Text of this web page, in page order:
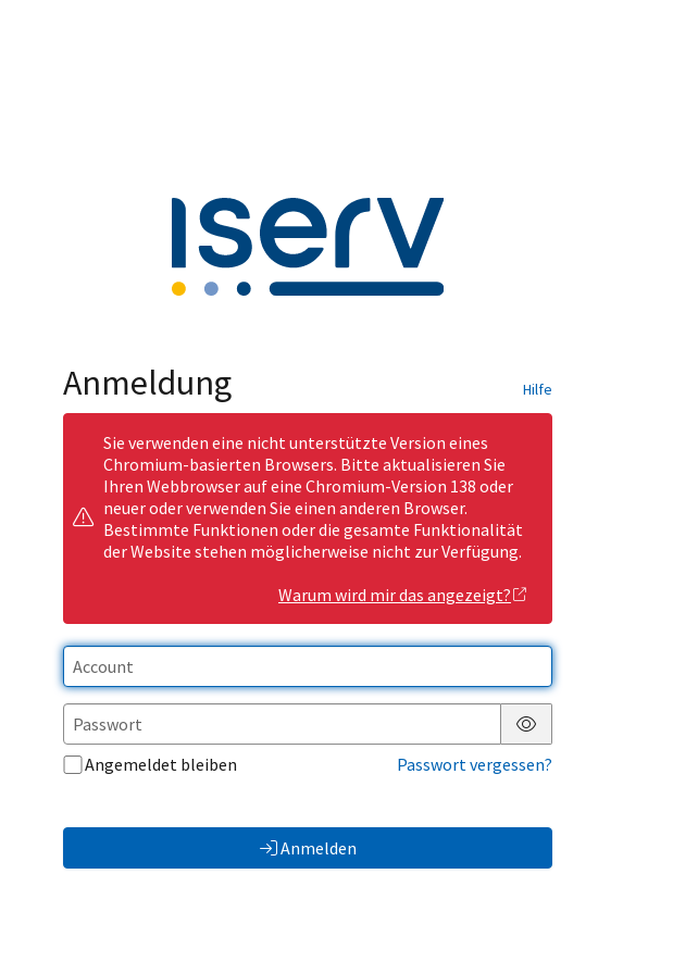
Anmeldung Hilfe
Sie verwenden eine nicht unterstützte Version eines
Chromium-basierten Browsers. Bitte aktualisieren Sie
Ihren Webbrowser auf eine Chromium-Version 138 oder
neuer oder verwenden Sie einen anderen Browser.
Bestimmte Funktionen oder die gesamte Funktionalität
der Website stehen möglicherweise nicht zur Verfügung.
Warum wird mir das angezeigt?
Passwort anzeigen
Angemeldet bleiben
Passwort vergessen?
Anmelden